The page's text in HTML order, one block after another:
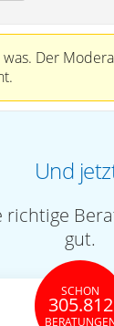
Der
Und
richtige
gut.
SCHON
305.812